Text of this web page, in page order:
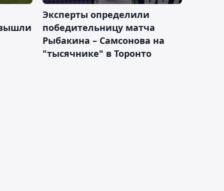
Эксперты определили
победительницу матча
Рыбакина – Самсонова на
"тысячнике" в Торонто